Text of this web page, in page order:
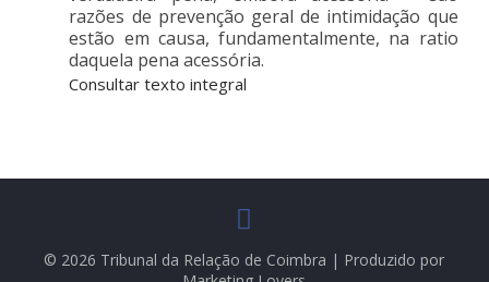
razões de prevenção geral de intimidação que
estão em causa, fundamentalmente, na ratio
daquela pena acessória.
Consultar texto integral
© 2026 Tribunal da Relação de Coimbra | Produzido por